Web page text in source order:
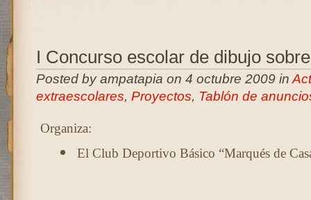
I Concurso escolar de dibujo
Posted by ampatapia on 4 octubre 2009 in
extraescolares, Proyectos, Tablón de
Organiza:
El Club Deportivo Básico “Marqués de